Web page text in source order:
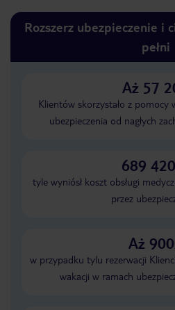
Rozszerz ubezpieczenie i
pełni
Aż 57
Klientów skorzystało z pomocy
ubezpieczenia od nagłych
689
tyle wyniósł koszt obsługi
przez
Aż
w przypadku tylu rezerwacji
wakacji w ramach